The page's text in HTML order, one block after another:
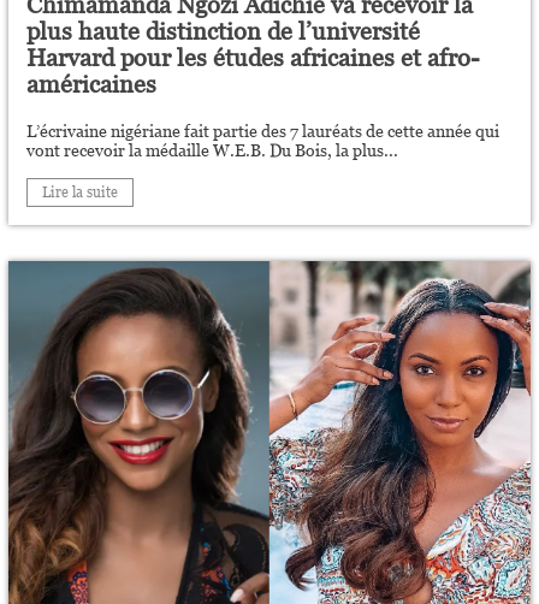
plus haute distinction de l’université
Harvard pour les études africaines et afro-
américaines
L’écrivaine nigériane fait partie des 7 lauréats de cette année qui
vont recevoir la médaille W.E.B. Du Bois, la plus...
Lire la suite